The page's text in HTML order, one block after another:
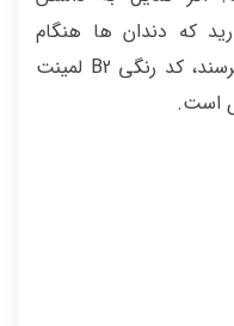
که دندان ها هنگام
نمایان شدن خیلی سفید به نظر نرسند، کد رنگی B2 لمینت
است.